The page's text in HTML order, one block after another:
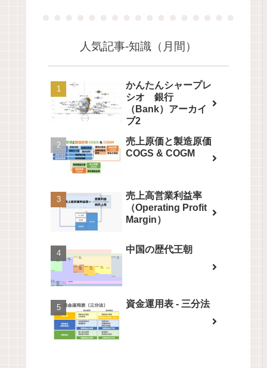
人気記事-知識（月間）
かんたんシャープレ
シオ 銀行
（Bank）アーカイ
ブ2
売上原価と製造原価
COGS & COGM
売上高営業利益率
（Operating Profit
Margin）
中国の歴代王朝
資金運用表 - 三分法